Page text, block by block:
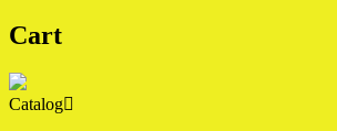
Cart
Catalog